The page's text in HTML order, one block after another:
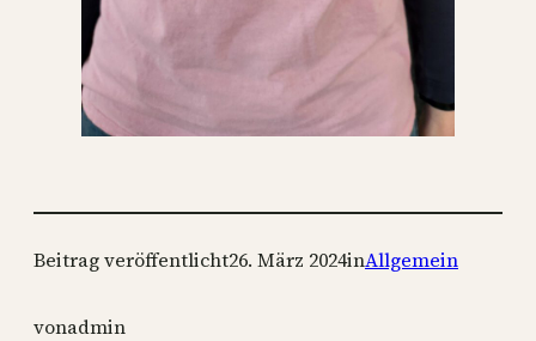
Beitrag veröffentlicht26. März 2024inAllgemein
vonadmin